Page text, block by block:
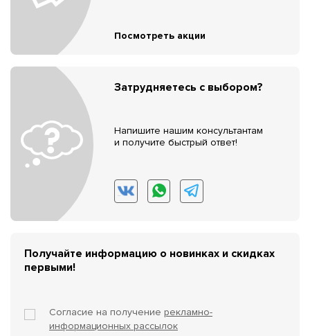
Посмотреть акции
Затрудняетесь с выбором?
Напишите нашим консультантам
и получите быстрый ответ!
Получайте информацию о новинках и скидках
первыми!
Согласие на получение рекламно-
информационных рассылок